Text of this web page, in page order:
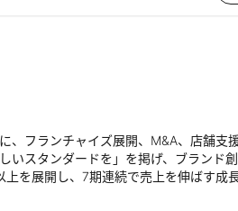
、フランチャイズ展開、M&A、店舗支
いスタンダードを」を掲げ、ブランド
を展開し、7期連続で売上を伸ばす成